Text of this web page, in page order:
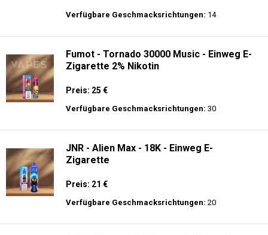
Verfügbare Geschmacksrichtungen: 14
Fumot - Tornado 30000 Music - Einweg E-
Zigarette 2% Nikotin
Preis: 25 €
Verfügbare Geschmacksrichtungen: 30
JNR - Alien Max - 18K - Einweg E-
Zigarette
Preis: 21 €
Verfügbare Geschmacksrichtungen: 20